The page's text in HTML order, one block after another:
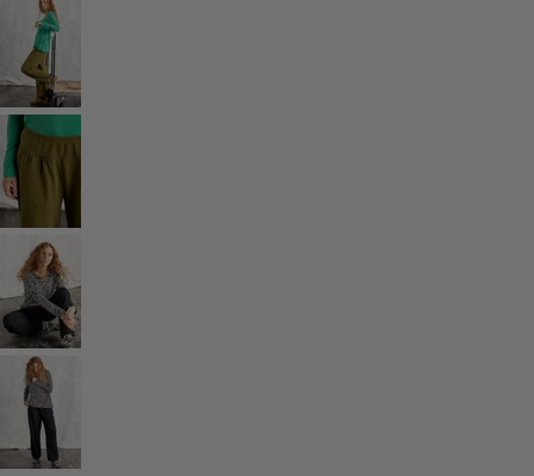
Collections
Dans l'univers du kimono
Monsoon
Étendues champêtres
Coimbatore
Les classiques de Gudrun
Des tournesols pour le HCR